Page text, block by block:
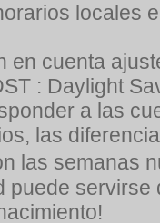
locales
en cuenta
: Daylight
a las
las
las semanas
puede